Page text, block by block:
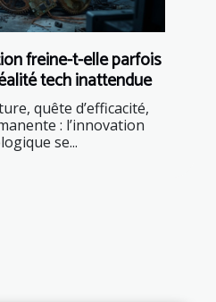
freine-t-elle parfois
tech inattendue
quête d’efficacité,
: l’innovation
se...